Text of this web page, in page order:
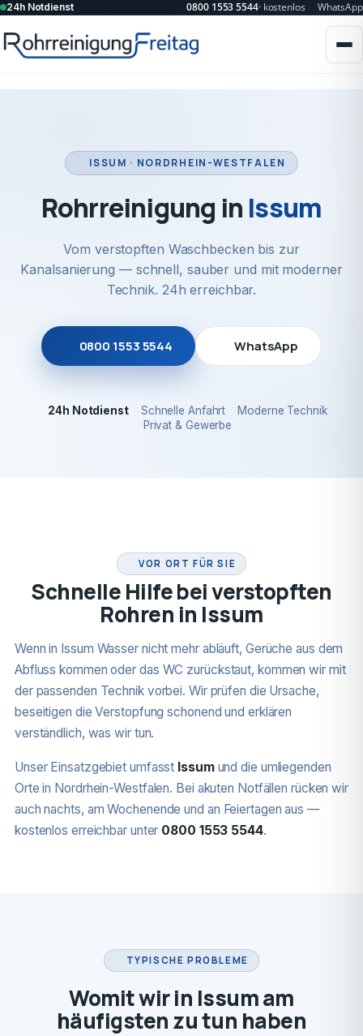
24h Notdienst 0800 1553 5544· kostenlos WhatsApp
ISSUM · NORDRHEIN-WESTFALEN
Rohrreinigung in Issum
Vom verstopften Waschbecken bis zur
Kanalsanierung — schnell, sauber und mit moderner
Technik. 24h erreichbar.
0800 1553 5544 WhatsApp
24h Notdienst Schnelle Anfahrt
Moderne Technik
Privat & Gewerbe
VOR ORT FÜR SIE
Schnelle Hilfe bei verstopften
Rohren in Issum
Wenn in Issum Wasser nicht mehr abläuft, Gerüche aus dem
Abfluss kommen oder das WC zurückstaut, kommen wir mit
der passenden Technik vorbei. Wir prüfen die Ursache,
beseitigen die Verstopfung schonend und erklären
verständlich, was wir tun.
Unser Einsatzgebiet umfasst Issumund die umliegenden
Orte in Nordrhein-Westfalen. Bei akuten Notfällen rücken wir
auch nachts, am Wochenende und an Feiertagen aus —
kostenlos erreichbar unter 0800 1553 5544.
TYPISCHE PROBLEME
Womit wir in Issum am
häufigsten zu tun haben